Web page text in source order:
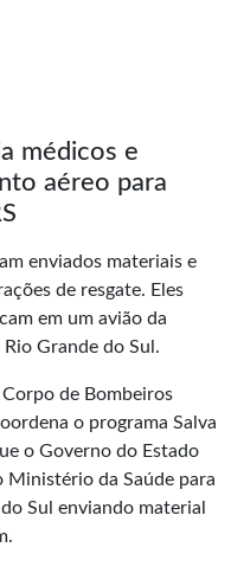
médicos e
aéreo para
enviados materiais e
de resgate. Eles
em um avião da
Rio Grande do Sul.
de Bombeiros
o programa Salva
o Governo do Estado
Ministério da Saúde para
Sul enviando material